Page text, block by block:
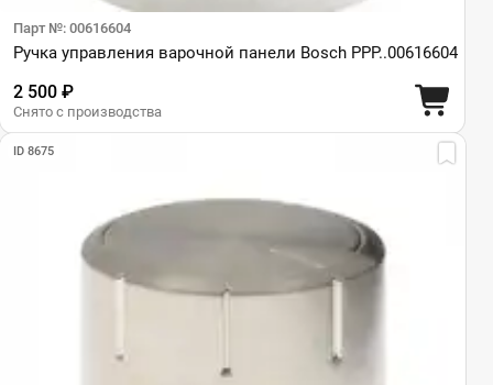
Парт №: 00616604
Ручка управления варочной панели Bosch PPP..00616604
2 500 ₽
Снято с производства
ID 8675